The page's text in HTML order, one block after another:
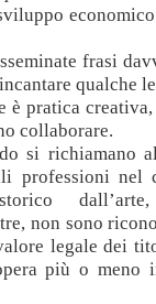
frasi
qualche
è pratica
collaborare.
si richiamano
professioni nel
non sono
legale dei
più o meno